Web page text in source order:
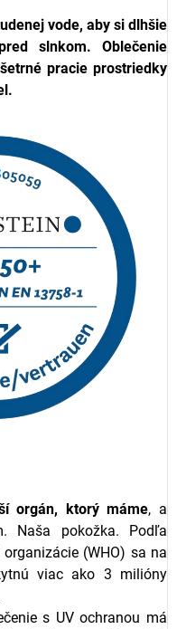
vode, aby si dlhšie
slnkom. Oblečenie
pracie prostriedky
orgán, ktorý máme, a
Naša pokožka. Podľa
(WHO) sa na
viac ako 3 milióny
s UV ochranou má